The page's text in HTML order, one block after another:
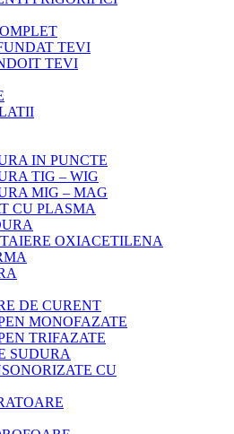
TEVI
TEVI
IN PUNCTE
TIG – WIG
MIG – MAG
CU PLASMA
OXIACETILENA
DE CURENT
MONOFAZATE
TRIFAZATE
SUDURA
CU